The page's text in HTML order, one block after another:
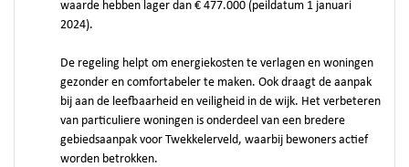
waarde hebben lager dan € 477.000 (peildatum 1 januari
2024).
De regeling helpt om energiekosten te verlagen en woningen
gezonder en comfortabeler te maken. Ook draagt de aanpak
bij aan de leefbaarheid en veiligheid in de wijk. Het verbeteren
van particuliere woningen is onderdeel van een bredere
gebiedsaanpak voor Twekkelerveld, waarbij bewoners actief
worden betrokken.